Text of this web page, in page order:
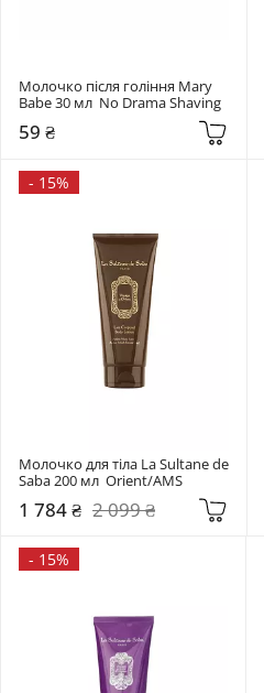
Молочко після гоління Mary
Babe 30 мл  No Drama Shaving
59 ₴
- 15%
Молочко для тіла La Sultane de
Saba 200 мл  Orient/AMS
1 784 ₴ 2 099 ₴
- 15%